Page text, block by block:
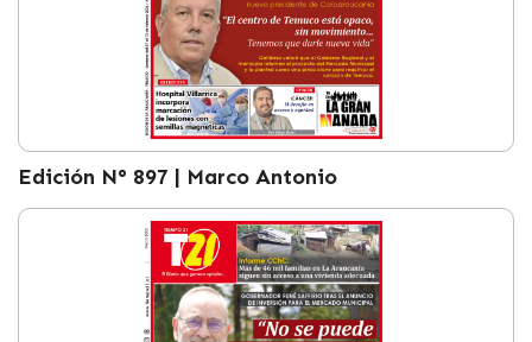
Edición N° 897 | Marco Antonio